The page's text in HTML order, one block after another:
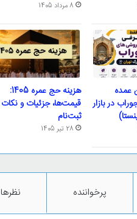
8 مرداد 1405
عمده
در بازار
هزینه حج عمره 1405:
قیمت‌ها، جزئیات و نکات
ثبت‌نام
28 تیر 1405
پرخواننده نظرها